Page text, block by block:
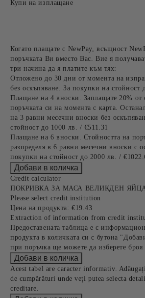
Купи на изплащане
Когато плащате с NewPay, всъщност
поръчката Ви вместо Вас. Вие я
три начина да я платите към тях:
Отложено до 30 дни от момента на
без оскъпяване. За покупки на стойност
Плащане на 4 вноски. Заплащате 20% от
поръчката си на момента с карта.
на 3 равни месечни вноски без
стойност до 1000 лв. / €511.31
Плащане на 6 вноски. Стойността на
разпределя в 6 равни месечни вноски с
покупки на стойност до 2000 лв. /
Credit calculator
ПОКРИВКА ЗА МАСА ВЕЛИКДЕН
Please select credit institution
Цена на продукта: €19.43
Extraction of information from credit
Предоставената таблица е с
продукта в количката си с бутона
при поръчка ще можете да изберете броя
Acest tabel are caracter informativ.
de cumpărături unde veți putea selecta
creditare.